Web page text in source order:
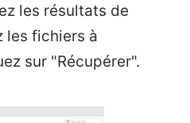
les résultats de
les fichiers à
sur "Récupérer".